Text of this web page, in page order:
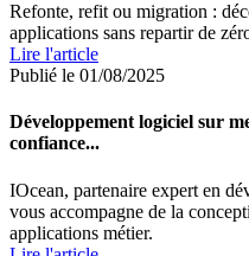
Refonte, refit ou migration :
applications sans repartir de
Lire l'article
Publié le 01/08/2025
Développement logiciel sur
confiance...
IOcean, partenaire expert en
vous accompagne de la
applications métier.